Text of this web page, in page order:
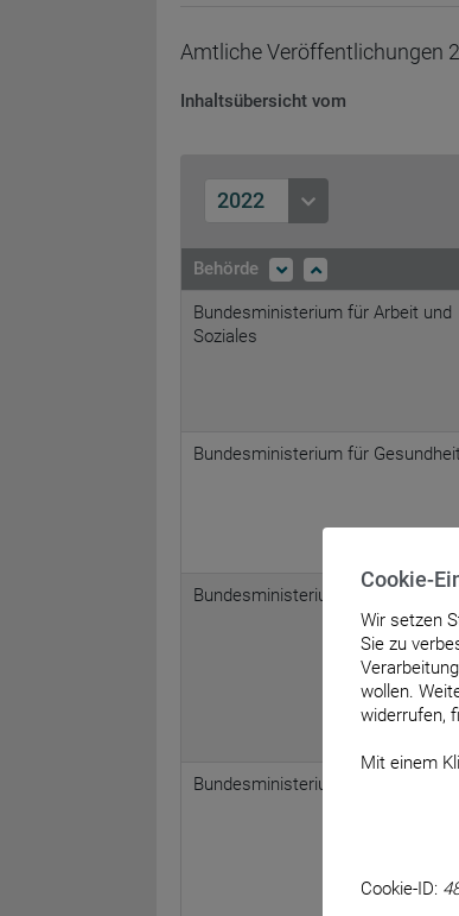
Amtliche Veröffentlichungen
Inhaltsübersicht vom
2022
Behörde
Bundesministerium für Arbeit und
Soziales
Bundesministerium für
Bundesministerium für Gesundheit
Bundesministerium für Gesundheit
Cookie-
Wir setzen
Sie zu
wollen.
widerrufen,
Mit einem
Cookie-ID: